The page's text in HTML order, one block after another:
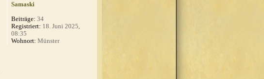
Samaski
Beiträge: 34
Registriert: 18. Juni 2025,
08:35
Wohnort: Münster